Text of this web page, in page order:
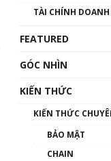
hệ
TÀI CHÍNH
FEATURED
GÓC NHÌN
KIẾN THỨC
KIẾN THỨC
BẢO MẬT
CHAIN